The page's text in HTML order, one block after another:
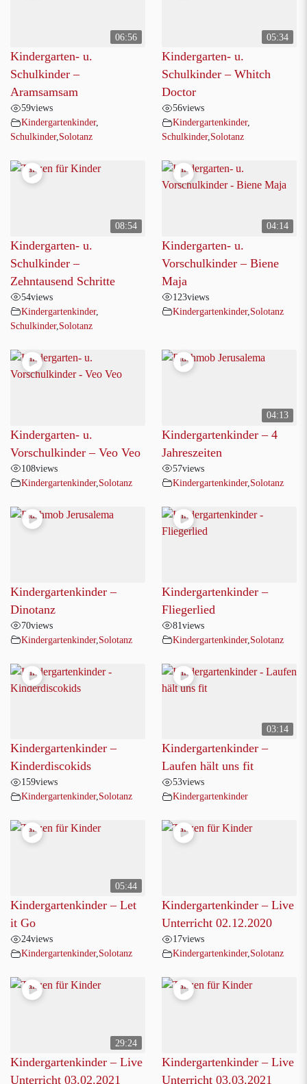
06:56
Kindergarten- u.
Schulkinder –
Aramsamsam
59views
Kindergartenkinder,
Schulkinder, Solotanz
05:34
Kindergarten- u.
Schulkinder – Whitch
Doctor
56views
Kindergartenkinder,
Schulkinder, Solotanz
08:54
Kindergarten- u.
Schulkinder –
Zehntausend Schritte
54views
Kindergartenkinder,
Schulkinder, Solotanz
04:14
Kindergarten- u.
Vorschulkinder – Biene
Maja
123views
Kindergartenkinder, Solotanz
Kindergarten- u.
Vorschulkinder – Veo Veo
108views
Kindergartenkinder, Solotanz
04:13
Kindergartenkinder – 4
Jahreszeiten
57views
Kindergartenkinder, Solotanz
Kindergartenkinder –
Dinotanz
70views
Kindergartenkinder, Solotanz
Kindergartenkinder –
Fliegerlied
81views
Kindergartenkinder, Solotanz
Kindergartenkinder –
Kinderdiscokids
159views
Kindergartenkinder,Solotanz
03:14
Kindergartenkinder –
Laufen hält uns fit
53views
Kindergartenkinder
05:44
Kindergartenkinder – Let
it Go
24views
Kindergartenkinder, Solotanz
Kindergartenkinder – Live
Unterricht 02.12.2020
17views
Kindergartenkinder, Solotanz
29:24
Kindergartenkinder – Live
Unterricht 03.02.2021
Kindergartenkinder – Live
Unterricht 03.03.2021